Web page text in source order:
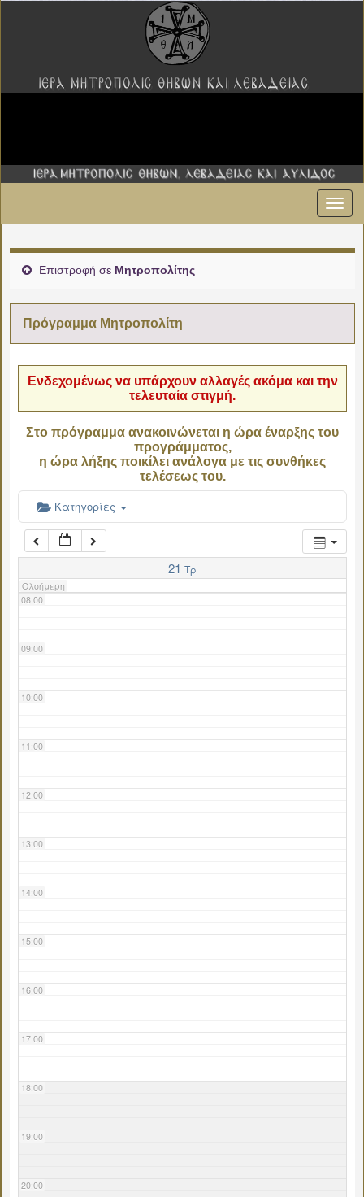
Επιστροφή σε Μητροπολίτης
Πρόγραμμα Μητροπολίτη
Ενδεχομένως να υπάρχουν αλλαγές ακόμα και την
τελευταία στιγμή.
Στο πρόγραμμα ανακοινώνεται η ώρα έναρξης του
προγράμματος,
η ώρα λήξης ποικίλει ανάλογα με τις συνθήκες
τελέσεως του.
Κατηγορίες
21 Τρ
Ολοήμερη
02:00
06:00
07:00
08:00
09:00
10:00
11:00
12:00
13:00
14:00
15:00
16:00
17:00
18:00
19:00
20:00